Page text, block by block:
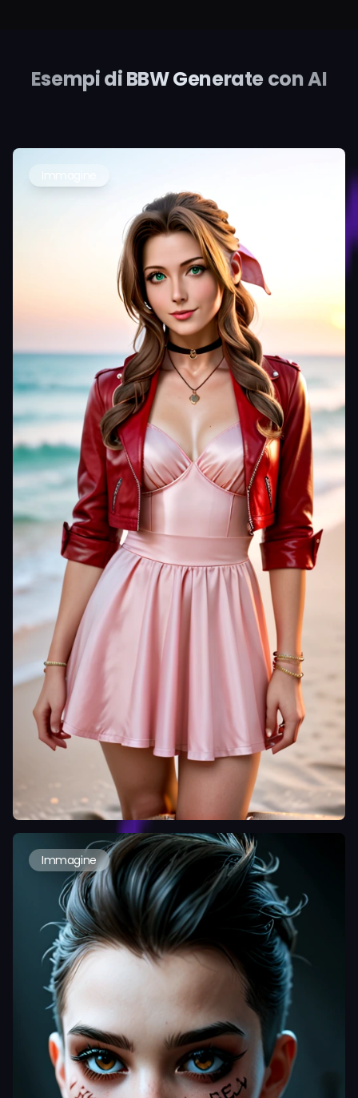
Esempi di BBW Generate con AI
Immagine
Immagine